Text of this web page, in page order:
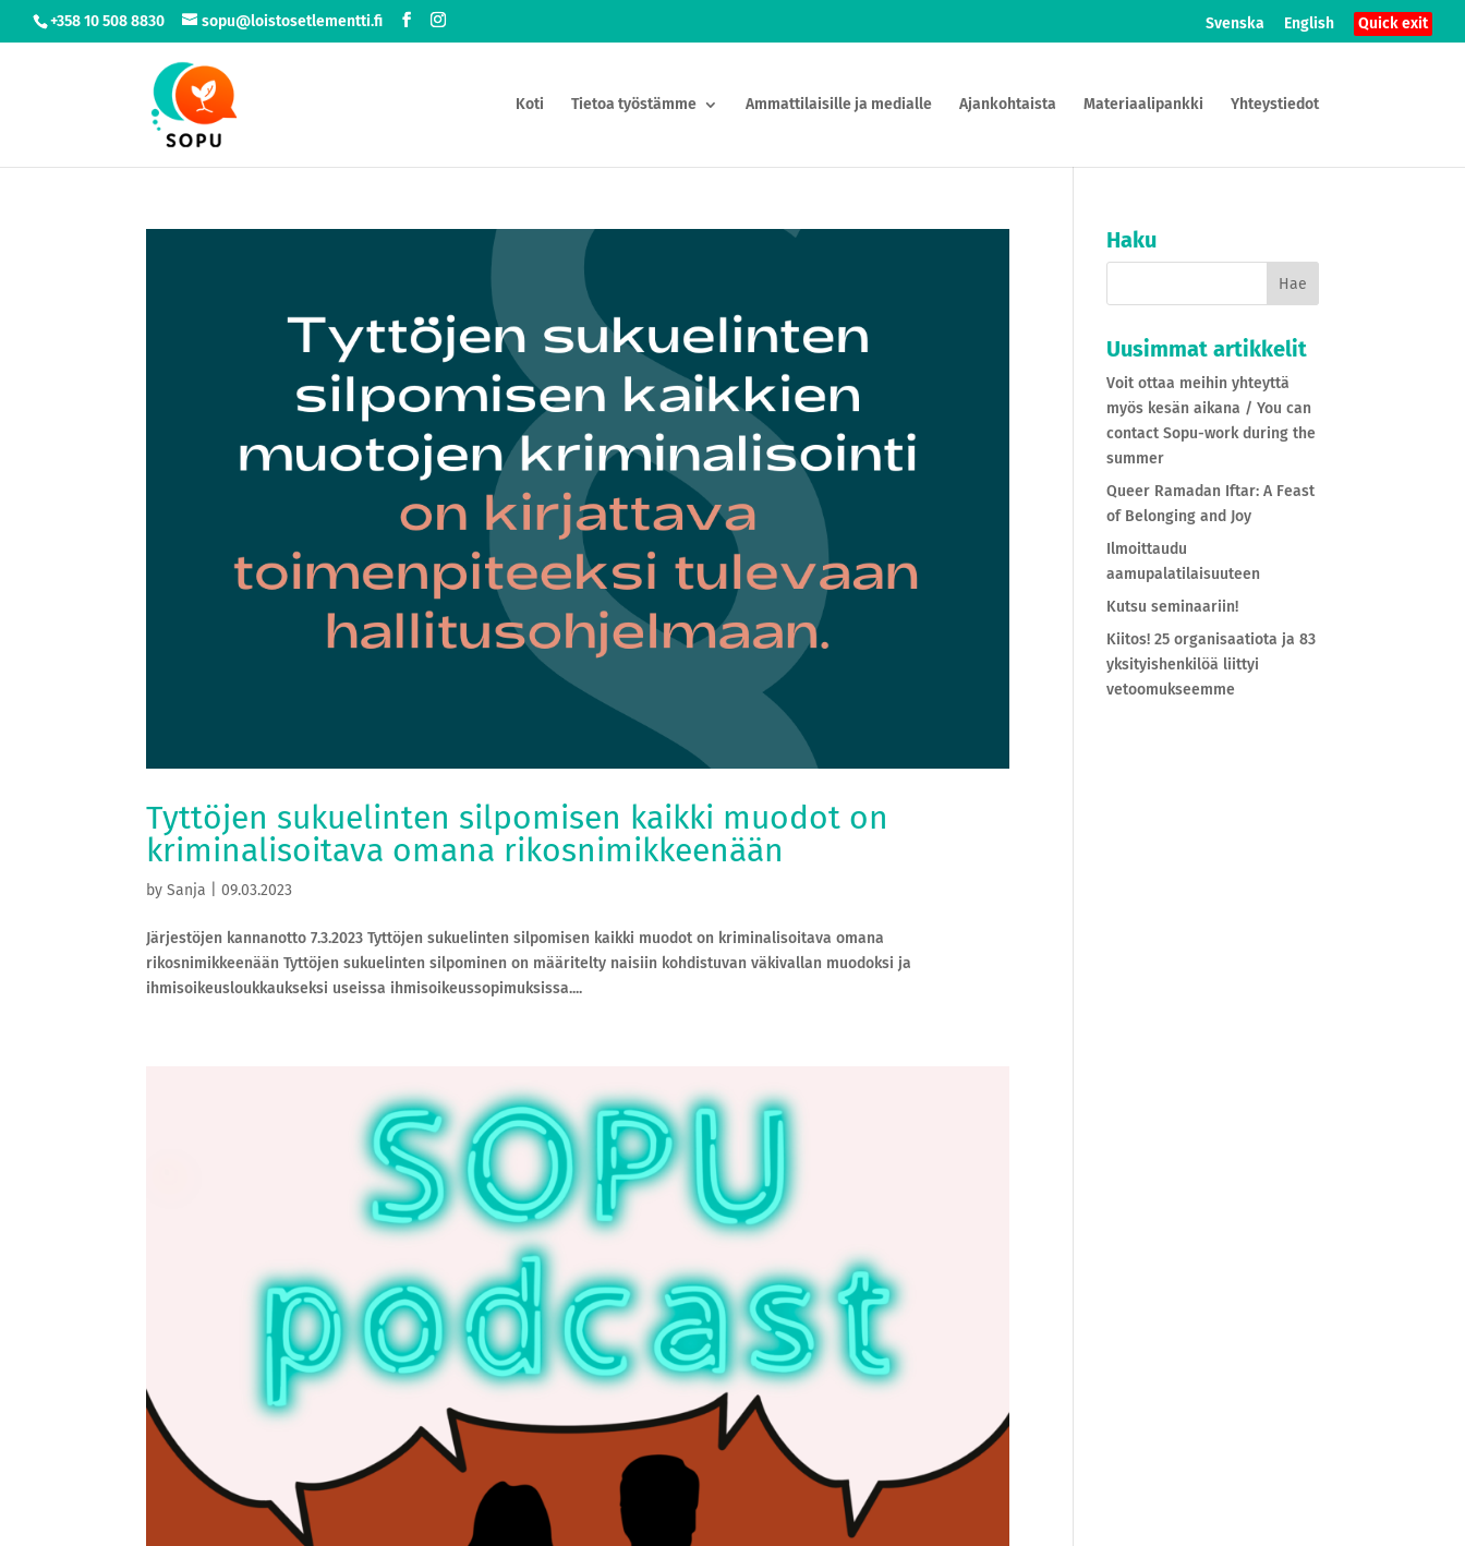
+358 10 508 8830 sopu@loistosetlementti.fi Svenska English Quick exit
Koti Tietoa työstämme Ammattilaisille ja medialle Ajankohtaista Materiaalipankki Yhteystiedot
Tyttöjen sukuelinten silpomisen kaikki muodot on
kriminalisoitava omana rikosnimikkeenään
bySanja |09.03.2023
Järjestöjen kannanotto 7.3.2023 Tyttöjen sukuelinten silpomisen kaikki muodot on kriminalisoitava omana
rikosnimikkeenään Tyttöjen sukuelinten silpominen on määritelty naisiin kohdistuvan väkivallan muodoksi ja
ihmisoikeusloukkaukseksi useissa ihmisoikeussopimuksissa....
Haku
Uusimmat artikkelit
Voit ottaa meihin yhteyttä
myös kesän aikana / You can
contact Sopu-work during the
summer
Queer Ramadan Iftar: A Feast
of Belonging and Joy
Ilmoittaudu
aamupalatilaisuuteen
Kutsu seminaariin!
Kiitos! 25 organisaatiota ja 83
yksityishenkilöä liittyi
vetoomukseemme